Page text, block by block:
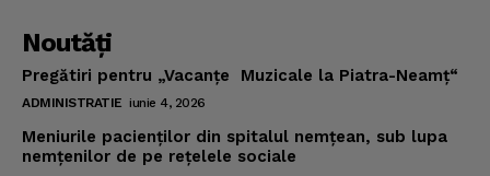
Noutăţi
Pregătiri pentru „Vacanţe Muzicale la Piatra-Neamţ“
ADMINISTRATIE iunie 4, 2026
Meniurile pacienţilor din spitalul nemţean, sub lupa
nemţenilor de pe reţelele sociale